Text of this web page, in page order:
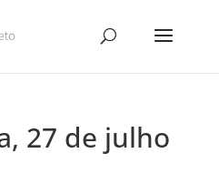
27 de julho